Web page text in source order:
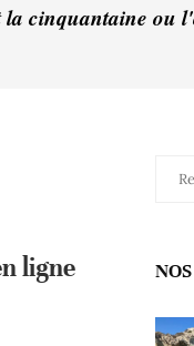
cinquantaine ou
ligne